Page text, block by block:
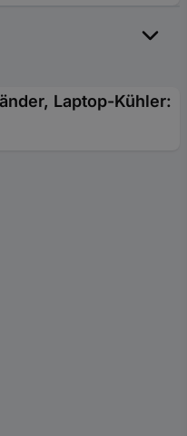
Laptop-Kühler: